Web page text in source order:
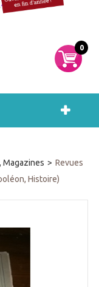
0
Magazines > Revues
Histoire)